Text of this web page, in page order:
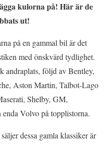
kulorna på! Här är de
ut!
på en gammal bil är det
med önskvärd tydlighet.
andraplats, följd av Bentley,
Aston Martin, Talbot-Lago
Shelby, GM,
Volvo på topplistorna.
dessa gamla klassiker är